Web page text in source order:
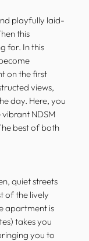
playfully laid-
this
for. In this
on the first
views,
day. Here, you
vibrant NDSM
best of both
quiet streets
of the lively
apartment is
takes you
you to